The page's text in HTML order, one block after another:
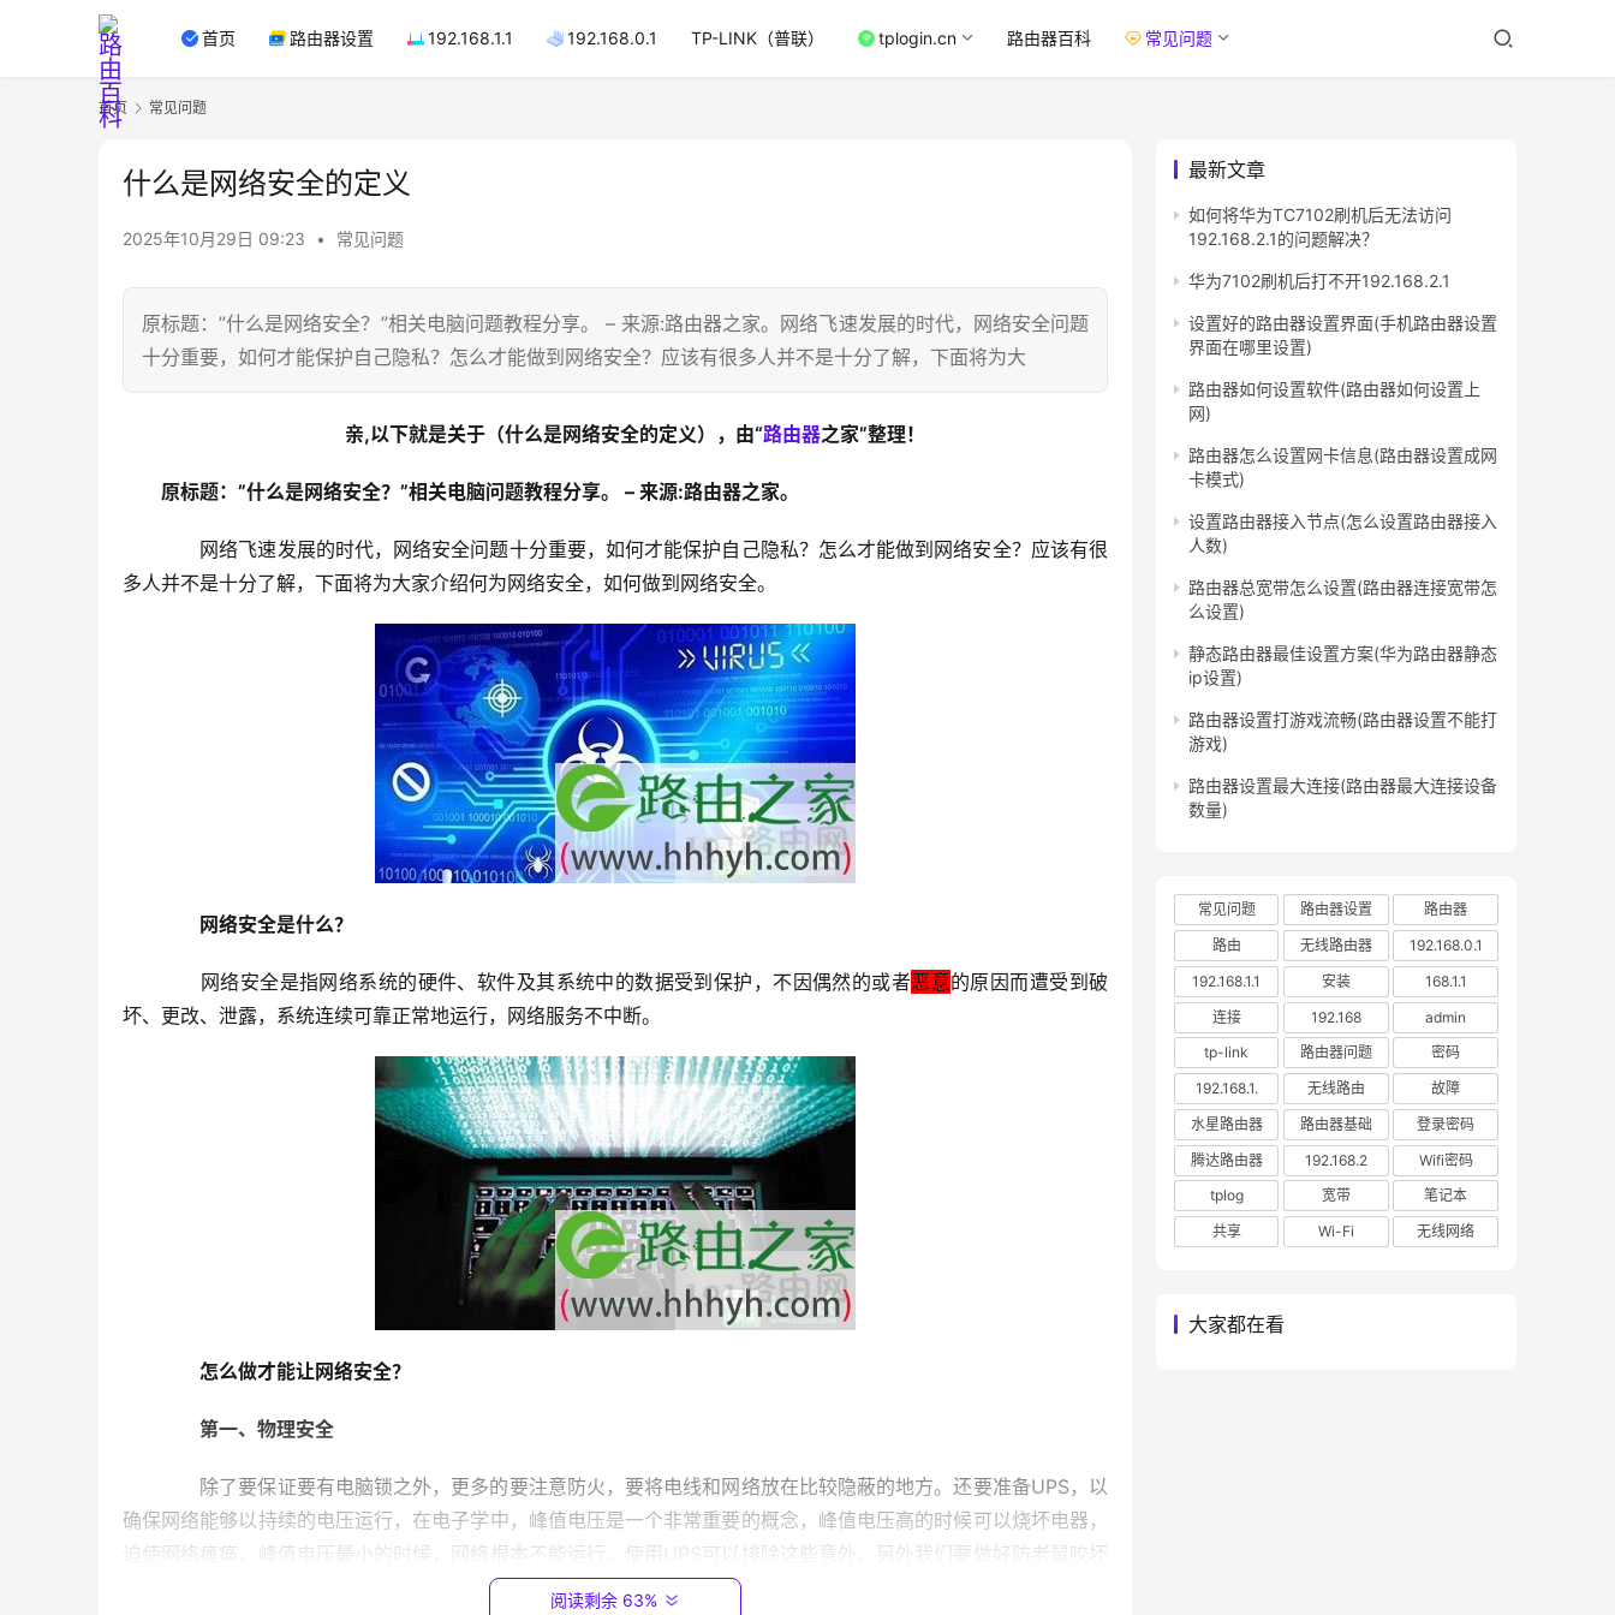
首页 路由器设置 192.168.1.1 192.168.0.1 TP-LINK（普联） tplogin.cn 路由器百科 常见问题
首页 常见问题
什么是网络安全的定义
2025年10月29日 09:23 • 常见问题
原标题：”什么是网络安全？”相关电脑问题教程分享。 – 来源:路由器之家。网络飞速发展的时代，网络安全问题
十分重要，如何才能保护自己隐私？怎么才能做到网络安全？应该有很多人并不是十分了解，下面将为大
亲,以下就是关于（什么是网络安全的定义），由“路由器之家”整理！
原标题：”什么是网络安全？”相关电脑问题教程分享。 – 来源:路由器之家。
网络飞速发展的时代，网络安全问题十分重要，如何才能保护自己隐私？怎么才能做到网络安全？应该有很
多人并不是十分了解，下面将为大家介绍何为网络安全，如何做到网络安全。
网络安全是什么？
网络安全是指网络系统的硬件、软件及其系统中的数据受到保护，不因偶然的或者恶意的原因而遭受到破
坏、更改、泄露，系统连续可靠正常地运行，网络服务不中断。
怎么做才能让网络安全？
第一、物理安全
除了要保证要有电脑锁之外，更多的要注意防火，要将电线和网络放在比较隐蔽的地方。还要准备UPS，以
确保网络能够以持续的电压运行，在电子学中，峰值电压是一个非常重要的概念，峰值电压高的时候可以烧坏电器，
迫使网络瘫痪，峰值电压最小的时候，网络根本不能运行。使用UPS可以排除这些意外。另外我们要做好防老鼠咬坏
阅读剩余 63%
最新文章
如何将华为TC7102刷机后无法访问
192.168.2.1的问题解决？
华为7102刷机后打不开192.168.2.1
设置好的路由器设置界面(手机路由器设置
界面在哪里设置)
路由器如何设置软件(路由器如何设置上
网)
路由器怎么设置网卡信息(路由器设置成网
卡模式)
设置路由器接入节点(怎么设置路由器接入
人数)
路由器总宽带怎么设置(路由器连接宽带怎
么设置)
静态路由器最佳设置方案(华为路由器静态
ip设置)
路由器设置打游戏流畅(路由器设置不能打
游戏)
路由器设置最大连接(路由器最大连接设备
数量)
常见问题 路由器设置
路由器
路由
无线路由器
192.168.0.1
192.168.1.1
安装
168.1.1
连接
192.168
admin
tp-link
路由器问题
密码
192.168.1.
无线路由
故障
水星路由器
路由器基础
登录密码
腾达路由器
192.168.2
Wifi密码
tplog
宽带
笔记本
共享
Wi-Fi 无线网络
大家都在看